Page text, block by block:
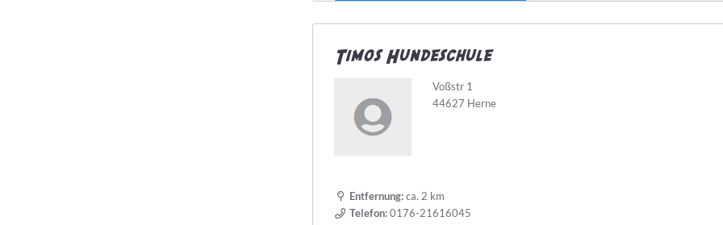
Timos Hundeschule
Voßstr 1
44627 Herne
Entfernung:ca. 2 km
Telefon:0176-21616045